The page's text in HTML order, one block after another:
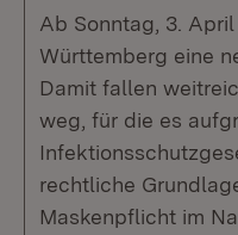
Ab Sonntag, 3.
Württemberg eine
Damit fallen
weg, für die es
rechtliche
Maskenpflicht im